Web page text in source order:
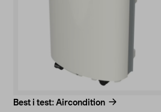
Best i test: Aircondition